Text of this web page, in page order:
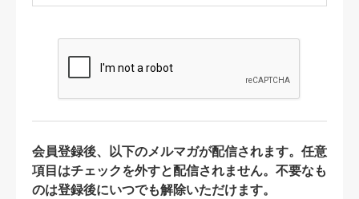
会員登録後、以下のメルマガが配信されます。任意
項目はチェックを外すと配信されません。不要なも
のは登録後にいつでも解除いただけます。